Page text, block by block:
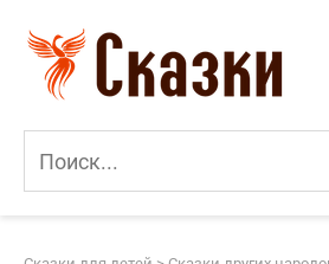
контенту